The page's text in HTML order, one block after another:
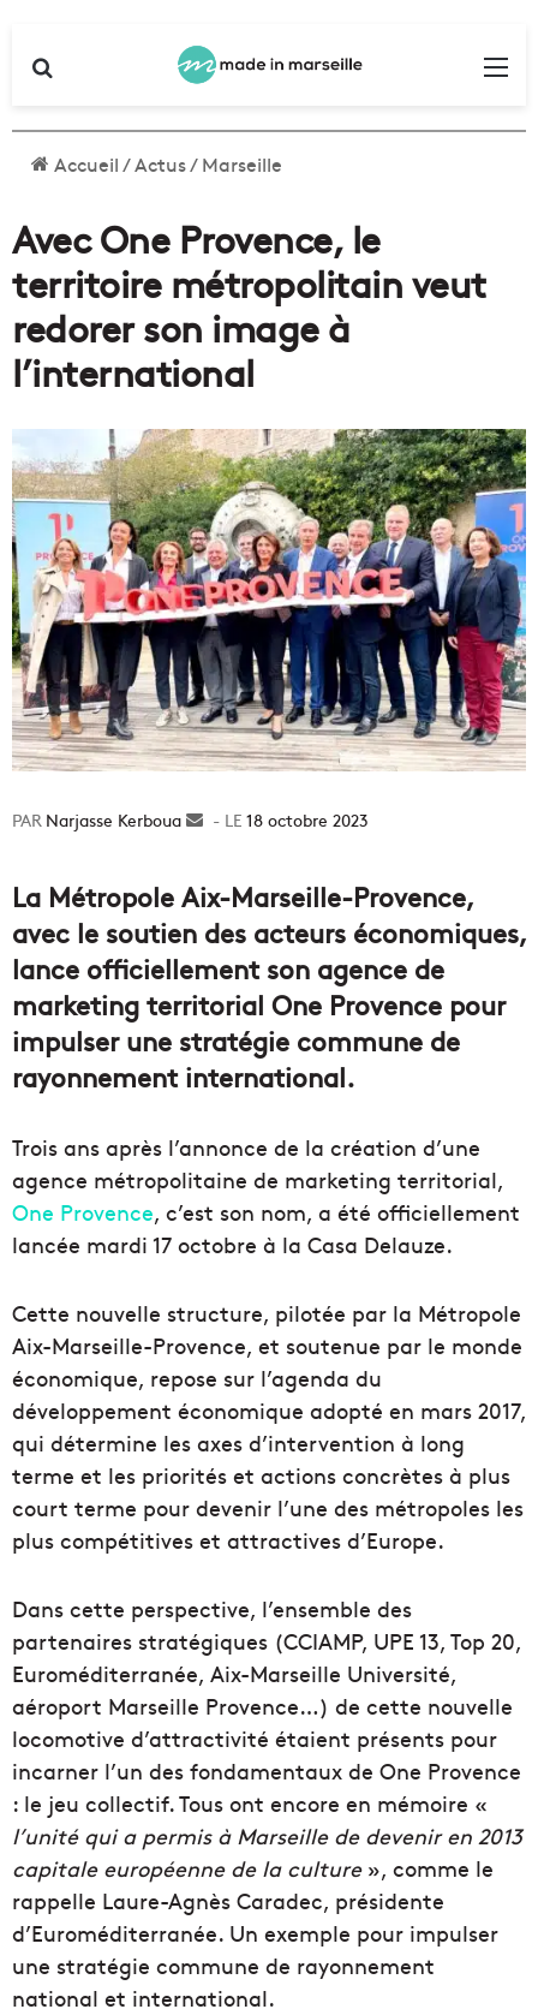
Accueil/Actus/Marseille
Avec One Provence, le
territoire métropolitain veut
redorer son image à
l’international
Narjasse Kerboua
Envoyer18 octobre 2023
La Métropole Aix-Marseille-Provence,
avec le soutien des acteurs économiques,
lance officiellement son agence de
marketing territorial One Provence pour
impulser une stratégie commune de
rayonnement international.
Trois ans après l’annonce de la création d’une
agence métropolitaine de marketing territorial,
One Provence, c’est son nom, a été officiellement
lancée mardi 17 octobre à la Casa Delauze.
Cette nouvelle structure, pilotée par la Métropole
Aix-Marseille-Provence, et soutenue par le monde
économique, repose sur l’agenda du
développement économique adopté en mars 2017,
qui détermine les axes d’intervention à long
terme et les priorités et actions concrètes à plus
court terme pour devenir l’une des métropoles les
plus compétitives et attractives d’Europe.
Dans cette perspective, l’ensemble des
partenaires stratégiques (CCIAMP, UPE 13, Top 20,
Euroméditerranée, Aix-Marseille Université,
aéroport Marseille Provence…) de cette nouvelle
locomotive d’attractivité étaient présents pour
incarner l’un des fondamentaux de One Provence
: le jeu collectif. Tous ont encore en mémoire «
l’unité qui a permis à Marseille de devenir en 2013
capitale européenne de la culture», comme le
rappelle Laure-Agnès Caradec, présidente
d’Euroméditerranée. Un exemple pour impulser
une stratégie commune de rayonnement
national et international.